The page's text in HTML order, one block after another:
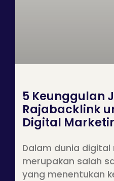
5 Keunggulan
Rajabacklink
Digital
Dalam dunia
merupakan salah
yang menentukan